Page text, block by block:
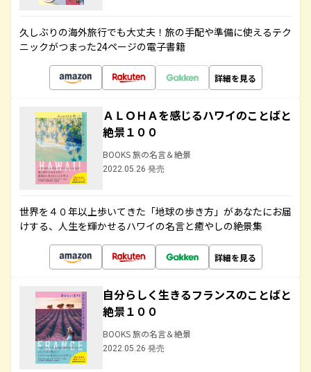
久しぶりの海外旅行でも大丈夫！旅の手配や準備に使えるテク
ニックがつまった24ページの電子書籍
詳細を見る
ＡＬＯＨＡを感じるハワイのことばと
絶景１００
BOOKS 旅の名言＆絶景
2022.05.26 発売
世界を４０年以上歩いてきた「地球の歩き方」があなたにお届
けする、人生を輝かせるハワイの名言と癒やしの絶景集
詳細を見る
自分らしく生きるフランスのことばと
絶景１００
BOOKS 旅の名言＆絶景
2022.05.26 発売